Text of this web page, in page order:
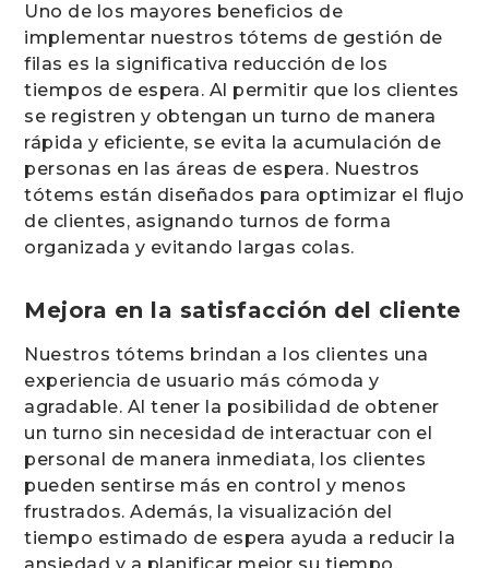
Uno de los mayores beneficios de
implementar nuestros tótems de gestión de
filas es la significativa reducción de los
tiempos de espera. Al permitir que los clientes
se registren y obtengan un turno de manera
rápida y eficiente, se evita la acumulación de
personas en las áreas de espera. Nuestros
tótems están diseñados para optimizar el flujo
de clientes, asignando turnos de forma
organizada y evitando largas colas.
Mejora en la satisfacción del cliente
Nuestros tótems brindan a los clientes una
experiencia de usuario más cómoda y
agradable. Al tener la posibilidad de obtener
un turno sin necesidad de interactuar con el
personal de manera inmediata, los clientes
pueden sentirse más en control y menos
frustrados. Además, la visualización del
tiempo estimado de espera ayuda a reducir la